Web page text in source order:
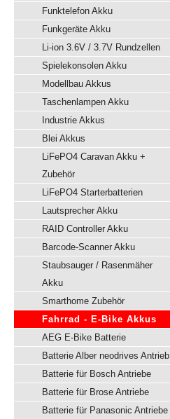
Funktelefon Akku
Funkgeräte Akku
Li-ion 3.6V / 3.7V Rundzellen
Spielekonsolen Akku
Modellbau Akkus
Taschenlampen Akku
Industrie Akkus
Blei Akkus
LiFePO4 Caravan Akku +
Zubehör
LiFePO4 Starterbatterien
Lautsprecher Akku
RAID Controller Akku
Barcode-Scanner Akku
Staubsauger / Rasenmäher
Akku
Smarthome Zubehör
Fahrrad - E-Bike Akkus
AEG E-Bike Batterie
Batterie Alber neodrives Antrieb
Batterie für Bosch Antriebe
Batterie für Brose Antriebe
Batterie für Panasonic Antriebe